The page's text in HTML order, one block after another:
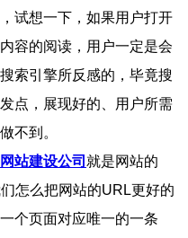
试想一下，如果用户打开
容的阅读，用户一定是会
索引擎所反感的，毕竟搜
点，展现好的、用户所需
不到。
站建设公司 就是网站的
怎么把网站的URL更好的
个页面对应唯一的一条